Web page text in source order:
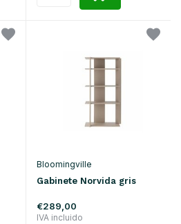
Bloomingville
Gabinete Norvida gris
€289,00
IVA incluido